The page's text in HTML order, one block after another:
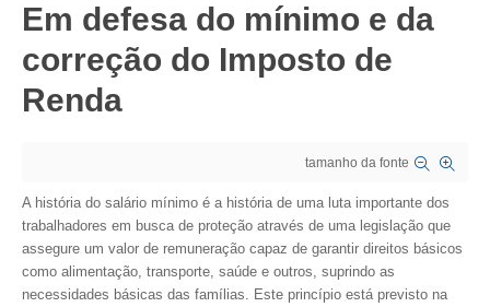
CRESCE BRASIL
CONSELHO TECNOLÓGICO
HISTÓRICO E ATUAÇÃO
CONSELHOS ASSESSORES
PERSONALIDADES DA TECNOLOGIA
NÚCLEO DA MULHER ENGENHEIRA
Em defesa do mínimo e da
correção do Imposto de
Renda
tamanho da fonte
A história do salário mínimo é a história de uma luta importante dos
trabalhadores em busca de proteção através de uma legislação que
assegure um valor de remuneração capaz de garantir direitos básicos
como alimentação, transporte, saúde e outros, suprindo as
necessidades básicas das famílias. Este princípio está previsto na